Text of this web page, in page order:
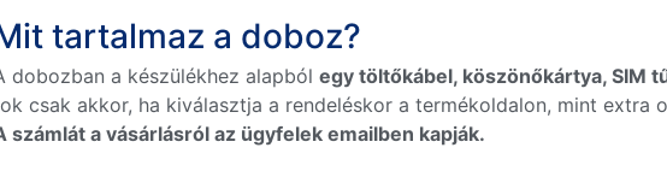
tartalmaz a doboz?
dobozban a készülékhez alapbólegy töltőkábel, köszönőkártya, SIM
csak akkor, ha kiválasztja a rendeléskor a termékoldalon, mint extra
számlát a vásárlásról az ügyfelek emailben kapják.